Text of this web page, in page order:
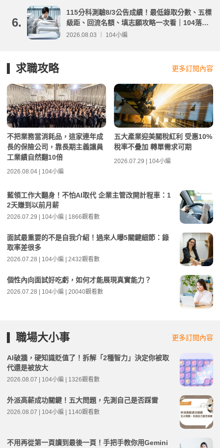
6.
115分科測驗8/3公告成績！最低錄取分數、五標
級距、回流名額、填志願攻略一次看｜104落點
分析
2026.08.03 ｜ 104小編
求職攻略 更多訂閱內容
不把業務當消耗品，這家連年成
長的保險公司，靠長期主義讓員
工業績自然翻10倍
2026.08.04 | 104小編
五大產業迎美關稅紅利 受惠10%
稅率不疊加 轉單需求可期
2026.07.29 | 104小編
藍領工作大翻身！不怕AI取代 企業主管改開計程車：1
2天賺到以前月薪
2026.07.29 | 104小編 | 1866觀看數
面試最重要的不是自我介紹！過來人曝5關鍵細節：錄
取率差很多
2026.07.28 | 104小編 | 2432觀看數
個性內向面試好吃虧，如何才能展現真實能力？
2026.07.28 | 104小編 | 20040觀看數
職場大小事 更多訂閱內容
AI破牆，硬知識貶值了！拆解「2種智力」決定你被取
代還是被放大
2026.08.07 | 104小編 | 1326觀看數
外派高薪成功關鍵！五大問題，先測自己是否踩雷
2026.08.07 | 104小編 | 1140觀看數
不用再從第一頁讀到最後一頁！手把手教你用Gemini